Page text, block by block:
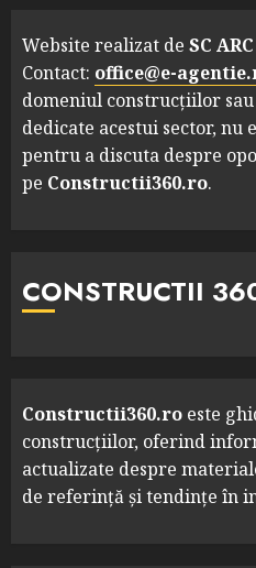
Website realizat de SC
Contact: office@e-
domeniul construcțiilor
dedicate acestui sector, nu
pentru a discuta despre
pe Constructii360.ro.
CONSTRUCTII
Constructii360.ro este
construcțiilor, oferind
actualizate despre
de referință și tendințe în